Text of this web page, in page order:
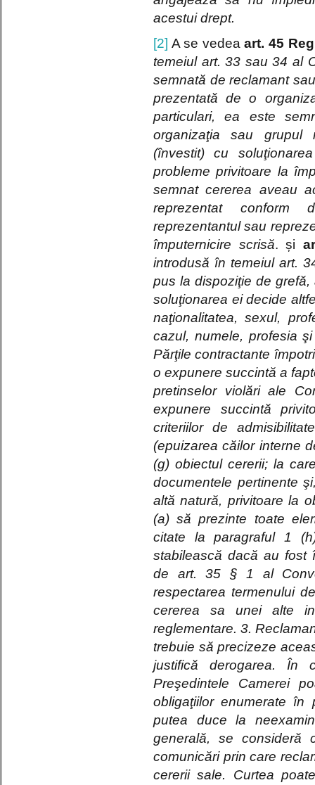
acestui drept.
[2] A se vedeaart. 45
temeiul art. 33 sau 34 al
semnată de reclamant
prezentată de o
particulari, ea este
organizaţia sau grupul
(învestit) cu
probleme privitoare la
semnat cererea aveau
reprezentat conform
reprezentantul sau
împuternicire scrisă. și
introdusă în temeiul art.
pus la dispoziţie de
soluţionarea ei decide
naţionalitatea, sexul,
cazul, numele, profesia
Părţile contractante
o expunere succintă a
pretinselor violări ale
expunere succintă
criteriilor de
(epuizarea căilor interne
(g) obiectul cererii; la
documentele pertinente
altă natură, privitoare la
(a) să prezinte toate
citate la paragraful 1
stabilească dacă au fost
de art. 35 § 1 al
respectarea termenului
cererea sa unei alte
reglementare. 3.
trebuie să precizeze
justifică derogarea. În
Preşedintele Camerei
obligaţiilor enumerate
putea duce la
generală, se consideră
comunicări prin care
cererii sale. Curtea